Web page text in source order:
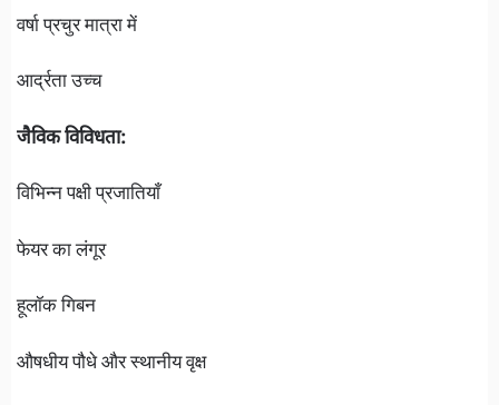
वर्षा प्रचुर मात्रा में
आर्द्रता उच्च
जैविक विविधता:
विभिन्न पक्षी प्रजातियाँ
फेयर का लंगूर
हूलॉक गिबन
औषधीय पौधे और स्थानीय वृक्ष